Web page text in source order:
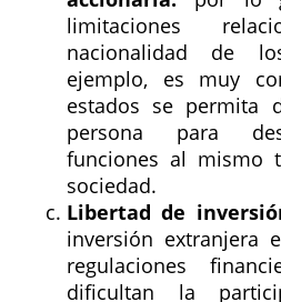
limitaciones
nacionalidad de
ejemplo, es muy
estados se permita
persona para
funciones al mismo
sociedad.
Libertad de
inversión extranjera
regulaciones
dificultan la